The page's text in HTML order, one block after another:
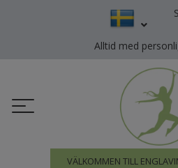
Alltid med
VÄLKOMMEN TILL